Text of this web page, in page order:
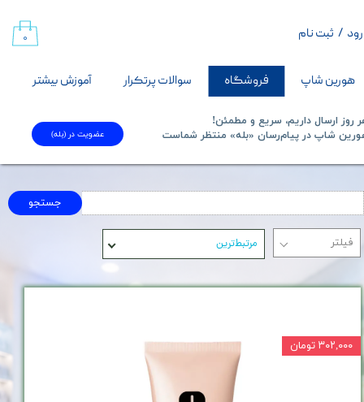
هورین شاپ فروشگاه سوالات پرتکرار آموزش بیشتر
/ ثبت نام
حساب کاربری من
تغییر گذر واژه
خروج از حساب کاربری
۰
جستجو
روز ارسال داریم، سریع و مطمئن!
شاپ در پیام‌رسان «بله» منتظر شماست​​​​​​​
عضویت در (بله)
مرتبط‌ترین
۳۰۲,۰۰۰ تومان